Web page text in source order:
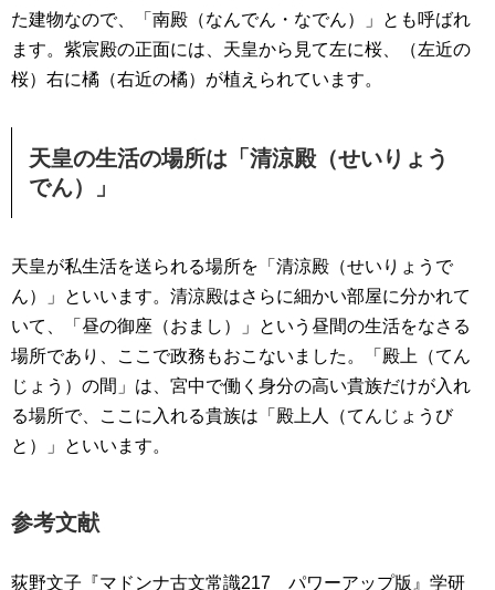
た建物なので、「南殿（なんでん・なでん）」とも呼ばれ
ます。紫宸殿の正面には、天皇から見て左に桜、（左近の
桜）右に橘（右近の橘）が植えられています。
天皇の生活の場所は「清涼殿（せいりょう
でん）」
天皇が私生活を送られる場所を「清涼殿（せいりょうで
ん）」といいます。清涼殿はさらに細かい部屋に分かれて
いて、「昼の御座（おまし）」という昼間の生活をなさる
場所であり、ここで政務もおこないました。「殿上（てん
じょう）の間」は、宮中で働く身分の高い貴族だけが入れ
る場所で、ここに入れる貴族は「殿上人（てんじょうび
と）」といいます。
参考文献
荻野文子『マドンナ古文常識217 パワーアップ版』学研